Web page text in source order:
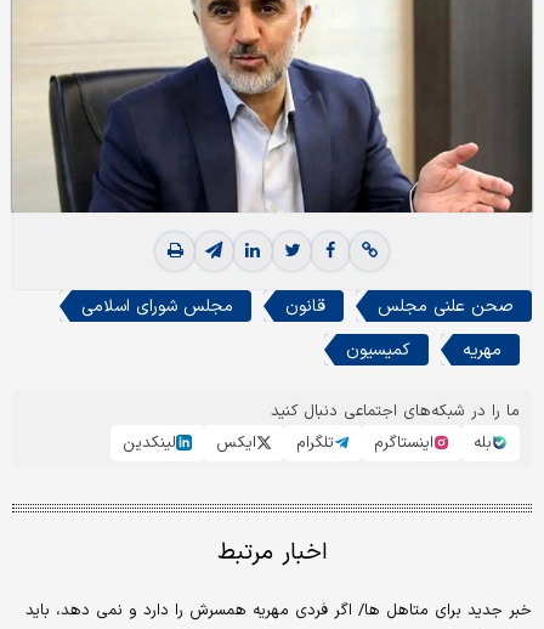
صحن علنی مجلس قانون
مجلس شورای اسلامی
مهریه
کمیسیون
ما را در شبکه‌های اجتماعی دنبال کنید
بله
اینستاگرم تلگرام ایکس لینکدین
اخبار مرتبط
خبر جدید برای متاهل ها/ اگر فردی مهریه همسرش را دارد و نمی دهد، باید